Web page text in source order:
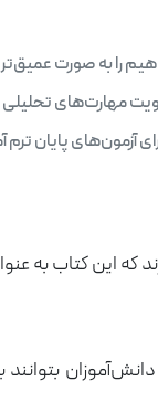
را به صورت
مهارت‌های
آزمون‌های پایان ترم
که این کتاب